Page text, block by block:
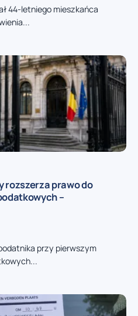
44-letniego mieszkańca
rozszerza prawo do
–
przy pierwszym